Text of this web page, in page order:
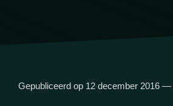
Gepubliceerd op 12 december 2016 —